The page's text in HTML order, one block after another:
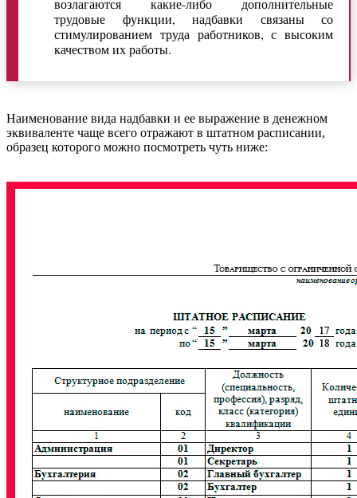
возлагаются какие-либо дополнительные
трудовые функции, надбавки связаны со
стимулированием труда работников, с высоким
качеством их работы.
Наименование вида надбавки и ее выражение в денежном
эквиваленте чаще всего отражают в штатном расписании,
образец которого можно посмотреть чуть ниже: